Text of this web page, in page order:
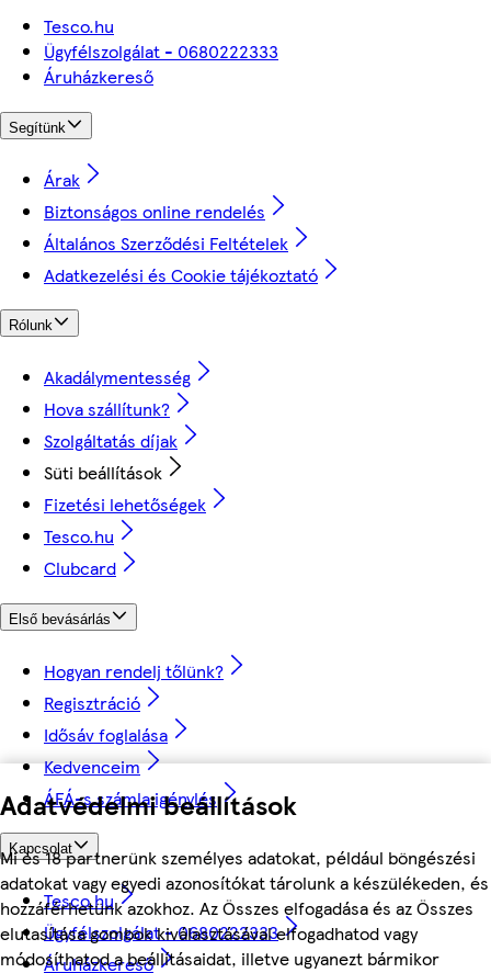
Adatvédelmi beállítások
Mi és 18 partnerünk személyes adatokat, például böngészési
adatokat vagy egyedi azonosítókat tárolunk a készülékeden, és
hozzáférhetünk azokhoz. Az Összes elfogadása és az Összes
elutasítása gombok kiválasztásával elfogadhatod vagy
módosíthatod a beállításaidat, illetve ugyanezt bármikor
Tesco.hu
Ügyfélszolgálat - 0680222333
Áruházkereső
Segítünk
Árak
Biztonságos online rendelés
Általános Szerződési Feltételek
Adatkezelési és Cookie tájékoztató
Rólunk
Akadálymentesség
Hova szállítunk?
Szolgáltatás díjak
Süti beállítások
Fizetési lehetőségek
Tesco.hu
Clubcard
Első bevásárlás
Hogyan rendelj tőlünk?
Regisztráció
Idősáv foglalása
Kedvenceim
ÁFÁ-s számla igénylés
Kapcsolat
Tesco.hu
Ügyfélszolgálat - 0680222333
Áruházkereső